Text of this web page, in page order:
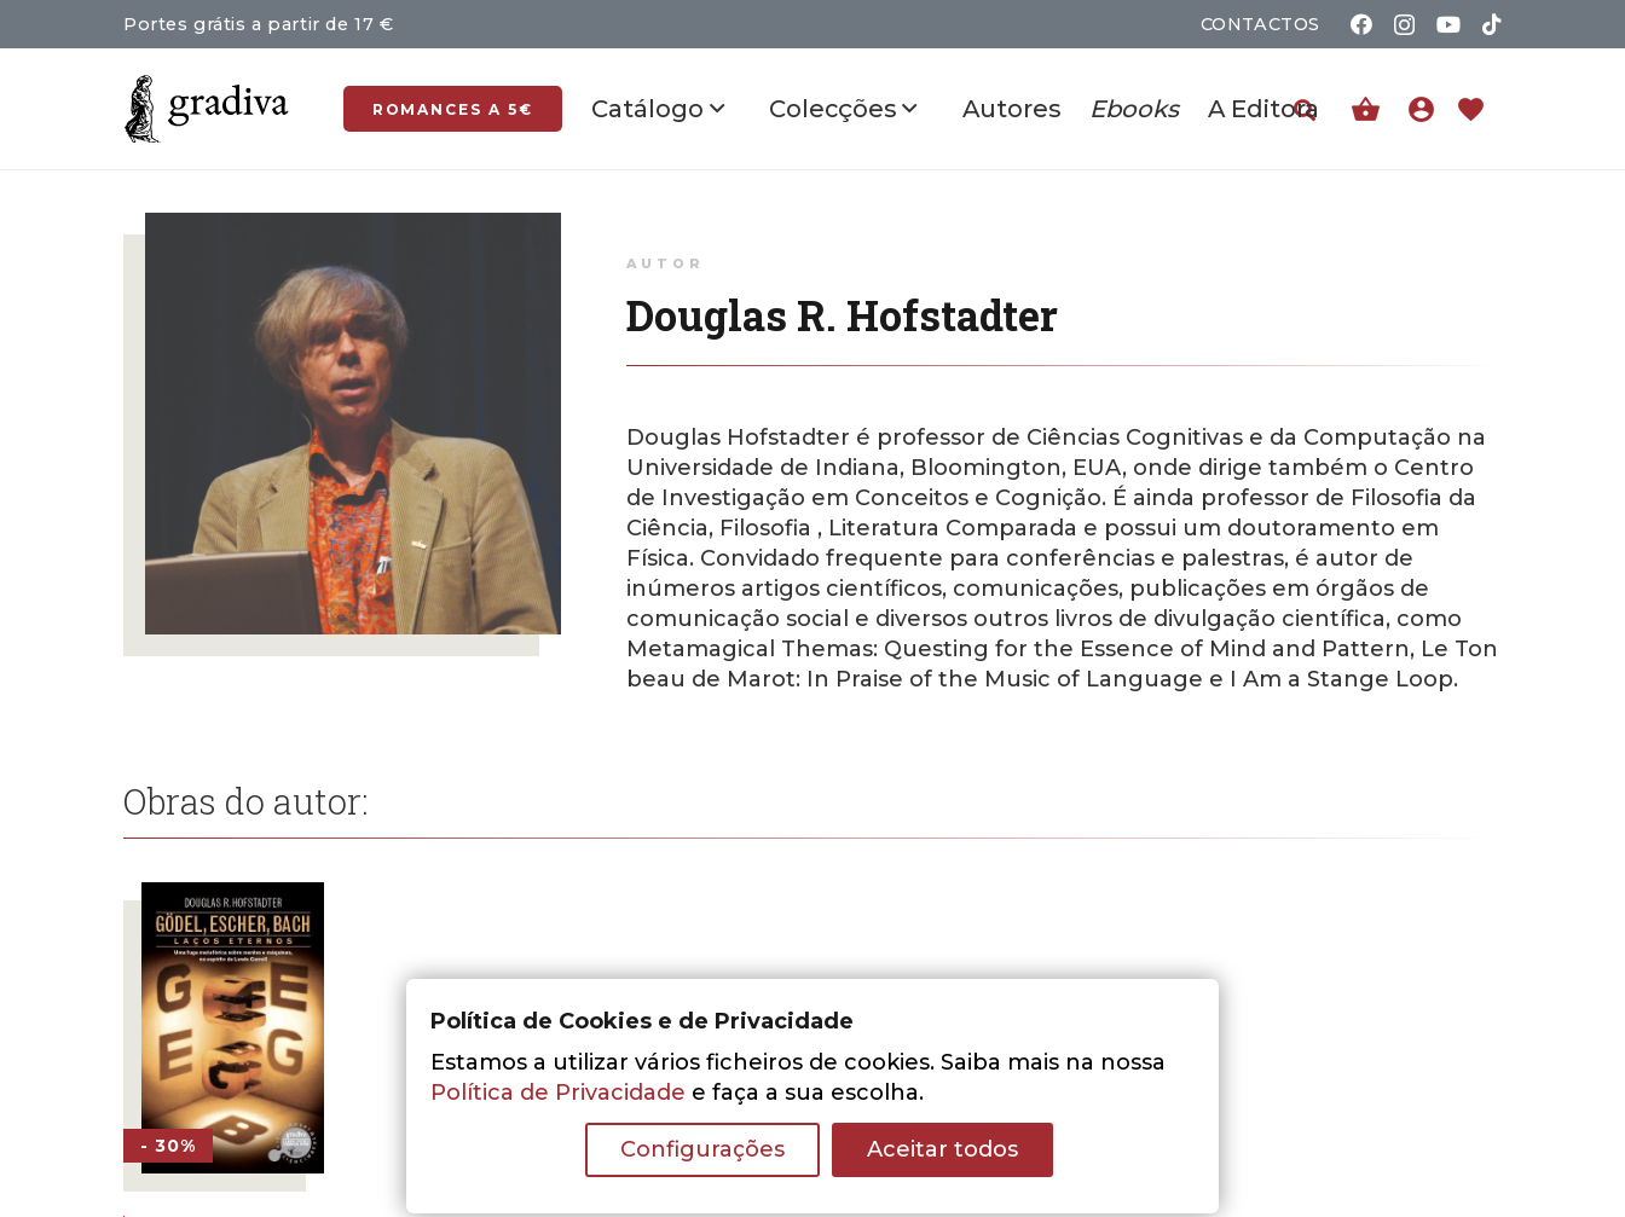
Portes grátis a partir de 17 € CONTACTOS
ROMANCES A 5€ Catálogo Colecções Autores Ebooks A Editora shopping_basket account_circle favorite
AUTOR
Douglas R. Hofstadter
Douglas Hofstadter é professor de Ciências Cognitivas e da Computação na
Universidade de Indiana, Bloomington, EUA, onde dirige também o Centro
de Investigação em Conceitos e Cognição. É ainda professor de Filosofia da
Ciência, Filosofia , Literatura Comparada e possui um doutoramento em
Física. Convidado frequente para conferências e palestras, é autor de
inúmeros artigos científicos, comunicações, publicações em órgãos de
comunicação social e diversos outros livros de divulgação científica, como
Metamagical Themas: Questing for the Essence of Mind and Pattern, Le Ton
beau de Marot: In Praise of the Music of Language e I Am a Stange Loop.
Obras do autor:
- 30%
Política de Cookies e de Privacidade
Estamos a utilizar vários ficheiros de cookies. Saiba mais na nossa
Política de Privacidade e faça a sua escolha.
Configurações Aceitar todos